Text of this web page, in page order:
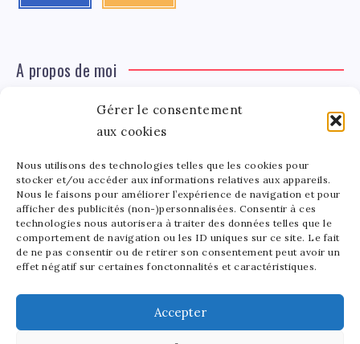
Gérer le consentement
aux cookies
Nous utilisons des technologies telles que les cookies pour
stocker et/ou accéder aux informations relatives aux appareils.
Nous le faisons pour améliorer l’expérience de navigation et pour
afficher des publicités (non-)personnalisées. Consentir à ces
technologies nous autorisera à traiter des données telles que le
comportement de navigation ou les ID uniques sur ce site. Le fait
de ne pas consentir ou de retirer son consentement peut avoir un
effet négatif sur certaines fonctonnalités et caractéristiques.
Accepter
A propos de moi
Tinger
Léa Tinger
Fondatrice
Fondatrice de FortunedeStar.com, je fusionne ma
passion pour les cultures et l'économie des célébrités.
Entre la gestion de mon site et la poterie, je trouve le
bonheur dans l'équilibre de mes activités. Mère d'un
bout de chou de 5 ans, je partage avec lui l'amour de
l'art sous toutes ses formes.